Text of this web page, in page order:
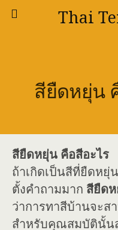
Thai
สียืดหยุ่น
สียืดหยุ่น คือสีอะไร
ถ้าเกิดเป็นสีที่ยืดห
ตั้งคำถามมาก สียืด
ว่าการทาสีบ้านจะส
สำหรับคุณสมบัตินั้น